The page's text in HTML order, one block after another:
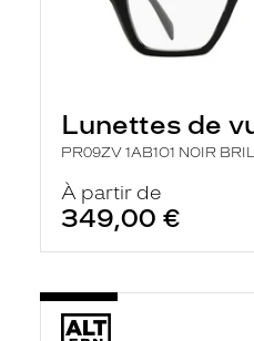
Lunettes de
PR09ZV 1AB1O1 NOIR
À partir de
349,00 €